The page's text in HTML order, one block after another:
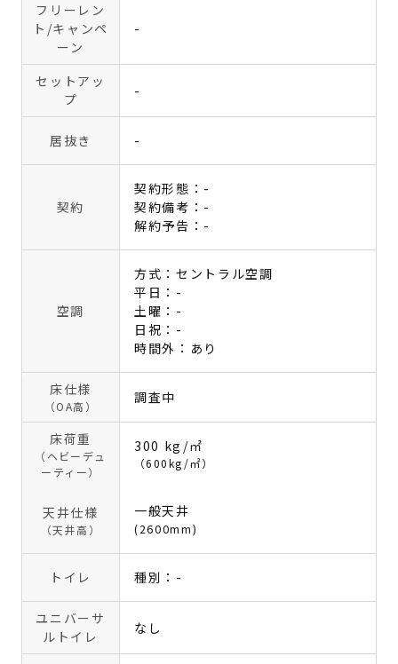
フリーレン
ト /キャンペ
ーン
-
セットアッ
プ
-
居抜き -
契約
契約形態：-
契約備考：-
解約予告：-
空調
方式：セントラル空調
平日：-
土曜：-
日祝：-
時間外：あり
床仕様
（OA高）
調査中
床荷重
（ヘビーデュ
ーティー）
300 kg/㎡
（600kg/㎡）
天井仕様
（天井高）
一般天井
(2600mm)
トイレ 種別：-
ユニバーサ
ルトイレ
なし